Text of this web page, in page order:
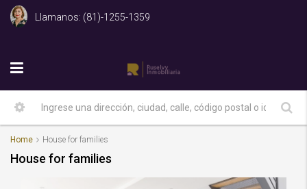
Llamanos: (81)-1255-1359
Home House for families
House for families